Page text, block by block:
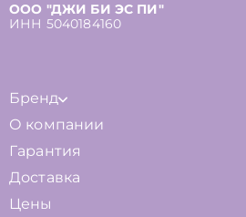
ООО "ДЖИ БИ ЭС ПИ"
ИНН 5040184160
Бренд
О компании
Гарантия
Доставка
Цены